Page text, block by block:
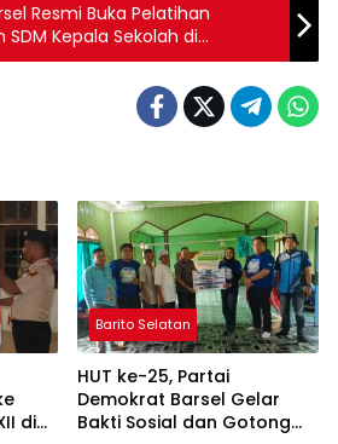
Resmi Buka Pelatihan
SDM Kepala Sekolah di
di
Barito Selatan
HUT ke-25, Partai
Demokrat Barsel Gelar
Bakti Sosial dan Gotong